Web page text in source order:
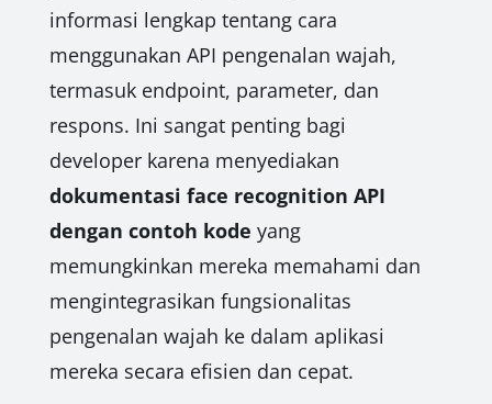
informasi lengkap tentang cara
menggunakan API pengenalan wajah,
termasuk endpoint, parameter, dan
respons. Ini sangat penting bagi
developer karena menyediakan
dokumentasi face recognition API
dengan contoh kode yang
memungkinkan mereka memahami dan
mengintegrasikan fungsionalitas
pengenalan wajah ke dalam aplikasi
mereka secara efisien dan cepat.